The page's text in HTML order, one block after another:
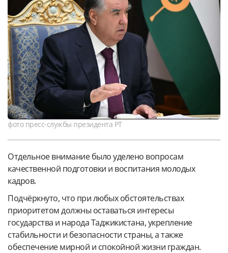
фото пресс-службы президента РТ
Отдельное внимание было уделено вопросам
качественной подготовки и воспитания молодых
кадров.
Подчёркнуто, что при любых обстоятельствах
приоритетом должны оставаться интересы
государства и народа Таджикистана, укрепление
стабильности и безопасности страны, а также
обеспечение мирной и спокойной жизни граждан.